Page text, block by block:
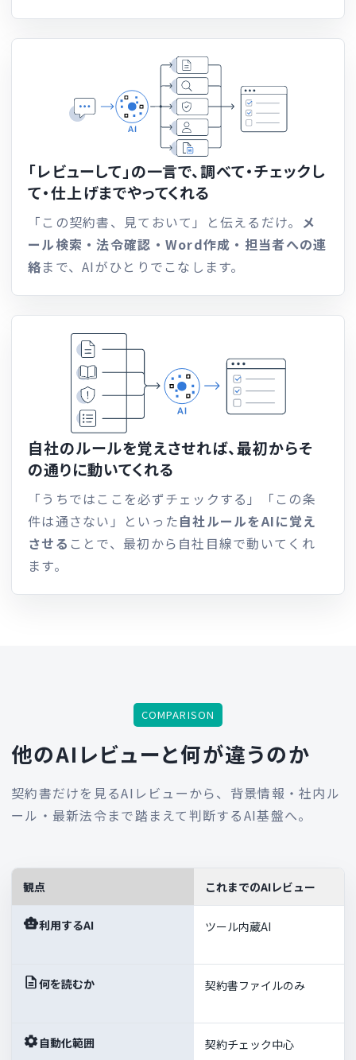
「レビューして」の一言で、調べて・チェックし
て・仕上げまでやってくれる
「この契約書、見ておいて」と伝えるだけ。 メ
ール検索・法令確認・Word作成・担当者への連
絡まで、AIがひとりでこなします。
自社のルールを覚えさせれば、最初からそ
の通りに動いてくれる
「うちではここを必ずチェックする」「この条
件は通さない」といった自社ルールをAIに覚え
させる ことで、最初から自社目線で動いてくれ
ます。
COMPARISON
他のAIレビューと何が違うのか
契約書だけを見るAIレビューから、背景情報・社内ル
ール・最新法令まで踏まえて判断するAI基盤へ。
観点 これまでのAIレビュー
利用するAI ツール内蔵AI
何を読むか 契約書ファイルのみ
自動化範囲 契約チェック中心